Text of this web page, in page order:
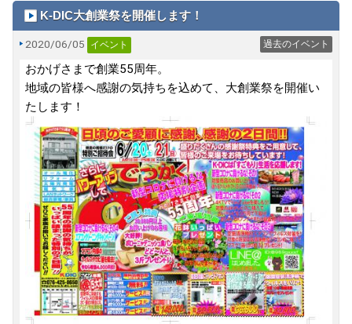
K-DIC大創業祭を開催します！
過去のイベント
2020/06/05 イベント
おかげさまで創業55周年。
地域の皆様へ感謝の気持ちを込めて、大創業祭を開催い
たします！